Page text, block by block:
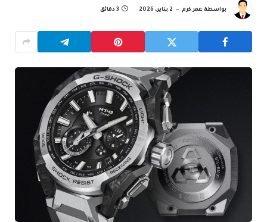
بواسطة عمر كرم 2 يناير، 2026 3 دقائق